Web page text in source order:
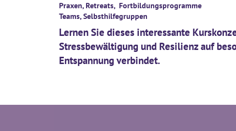
Praxen, Retreats, Fortbildungsprogramme
Teams, Selbsthilfegruppen
Lernen Sie dieses interessante
Stressbewältigung und Resilienz auf
Entspannung verbindet.